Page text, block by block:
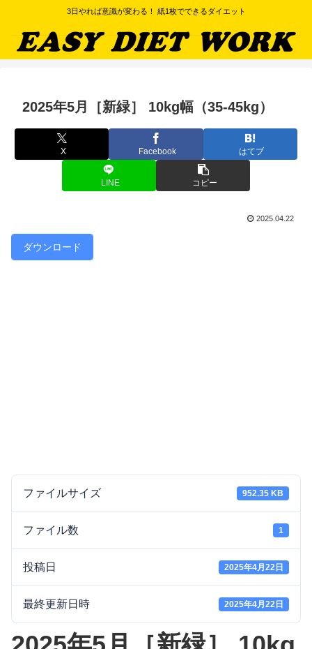
3日やれば意識が変わる！ 紙1枚でできるダイエット
2025年5月［新緑］ 10kg幅（35-45kg）
X Facebook はてブ
LINE コピー
2025.04.22
ダウンロード
ファイルサイズ 952.35 KB
ファイル数 1
投稿日 2025年4月22日
最終更新日時 2025年4月22日